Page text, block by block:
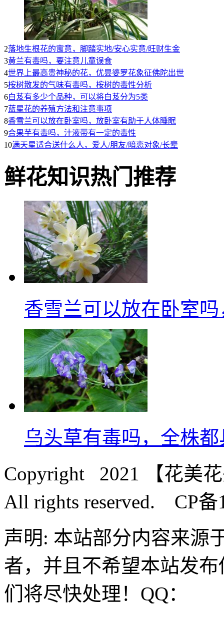
2落地生根花的寓意，脚踏实地/安心实意/旺财生金
3黄兰有毒吗，要注意儿童误食
4世界上最高贵神秘的花，优昙婆罗花象征佛陀出世
5桉树散发的气味有毒吗，桉树的毒性分析
6白芨有多少个品种，可以将白芨分为5类
7蓝星花的养殖方法和注意事项
8香雪兰可以放在卧室吗，放卧室有助于人体睡眠
9合果芋有毒吗，汁液带有一定的毒性
10满天星适合送什么人，爱人/朋友/暗恋对象/长辈
鲜花知识热门推荐
香雪兰可以放在卧室
乌头草有毒吗，全株
Copyright 2021 【花美
All rights reserved. CP备
声明: 本站部分内容来源
者，并且不希望本站发
们将尽快处理！QQ：